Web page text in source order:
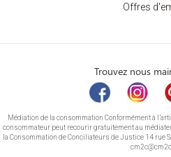
Offres
Trouvez nous
Médiation de la consommation Conformément à
consommateur peut recourir gratuitement au
la Consommation de Conciliateurs de Justice 14